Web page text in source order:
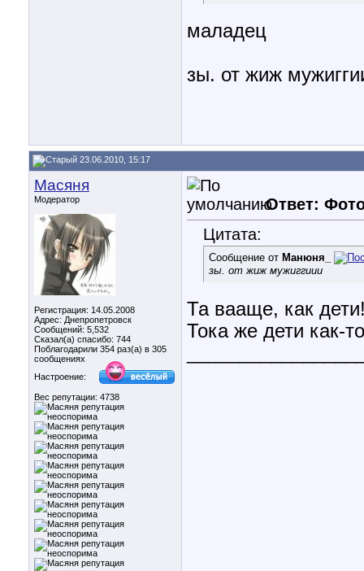
маладец
зы. от жиж
23.06.2010, 15:17
Масяня
Модератор
Регистрация: 14.05.2008
Адрес: Днепропетровск
Сообщений: 5,532
Сказал(а) спасибо: 744
Поблагодарили 354 раз(а) в 305
сообщениях
Настроение:
Вес репутации: 4738
Ответ:
Цитата:
Сообщение от Манюня_
зы. от жиж мужиггиии
Та вааще, как
Тока же дети как-